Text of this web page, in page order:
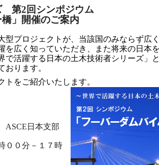
第2回シンポジウム
」開催のご案内
プロジェクトが、当該国のみならず広
を広く知っていただき、また将来の日本
活躍する日本の土木技術者シリーズ」
おります。
をご紹介いたします。
日本支部
０分－１７時